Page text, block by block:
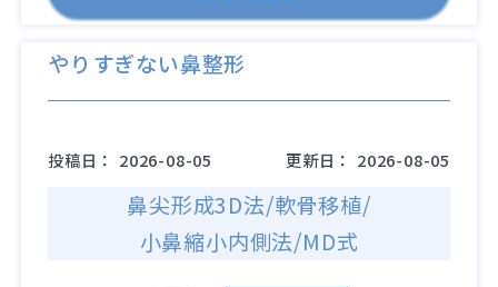
やりすぎない鼻整形
投稿日： 2026-08-05 更新日： 2026-08-05
鼻尖形成3D法/軟骨移植/
小鼻縮小内側法/MD式